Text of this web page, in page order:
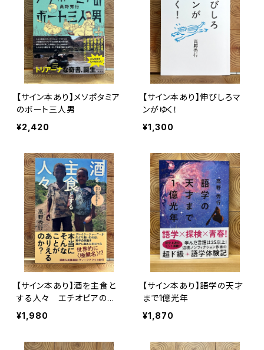
【サイン本あり】メソポタミア
のボート三人男
¥2,420
【サイン本あり】伸びしろマ
ンがゆく！
¥1,300
【サイン本あり】酒を主食と
する人々 エチオピアの科
学的秘境を旅する
¥1,980
【サイン本あり】語学の天才
まで1億光年
¥1,870